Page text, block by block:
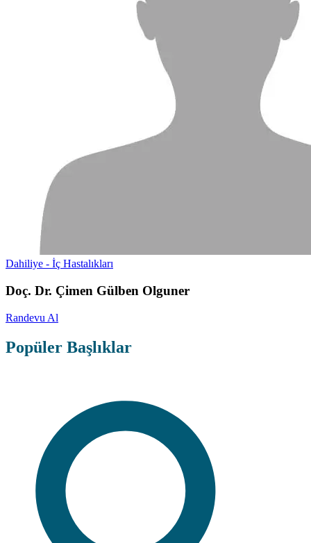
Dahiliye - İç Hastalıkları
Doç. Dr. Çimen Gülben Olguner
Randevu Al
Popüler Başlıklar